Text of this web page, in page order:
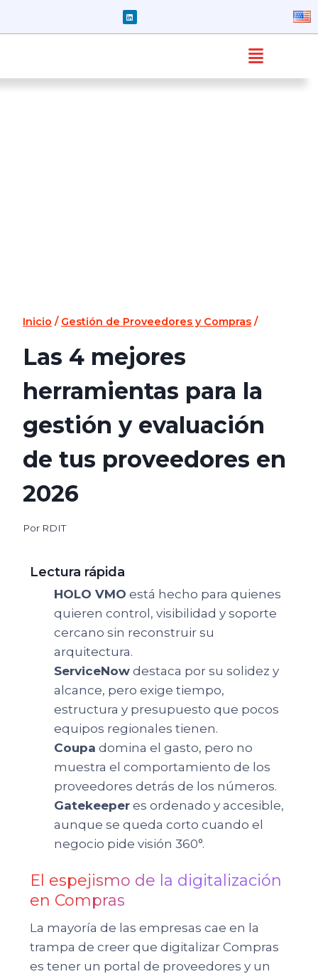
Inicio / Gestión de Proveedores y Compras /
Las 4 mejores
herramientas para la
gestión y evaluación
de tus proveedores en
2026
Por RDIT
Lectura rápida
HOLO VMO está hecho para quienes
quieren control, visibilidad y soporte
cercano sin reconstruir su
arquitectura.
ServiceNow destaca por su solidez y
alcance, pero exige tiempo,
estructura y presupuesto que pocos
equipos regionales tienen.
Coupa domina el gasto, pero no
muestra el comportamiento de los
proveedores detrás de los números.
Gatekeeper es ordenado y accesible,
aunque se queda corto cuando el
negocio pide visión 360°.
El espejismo de la digitalización
en Compras
La mayoría de las empresas cae en la
trampa de creer que digitalizar Compras
es tener un portal de proveedores y un